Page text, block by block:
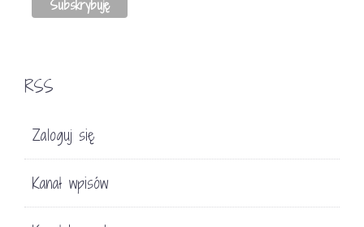
RSS
Zaloguj się
Kanał wpisów